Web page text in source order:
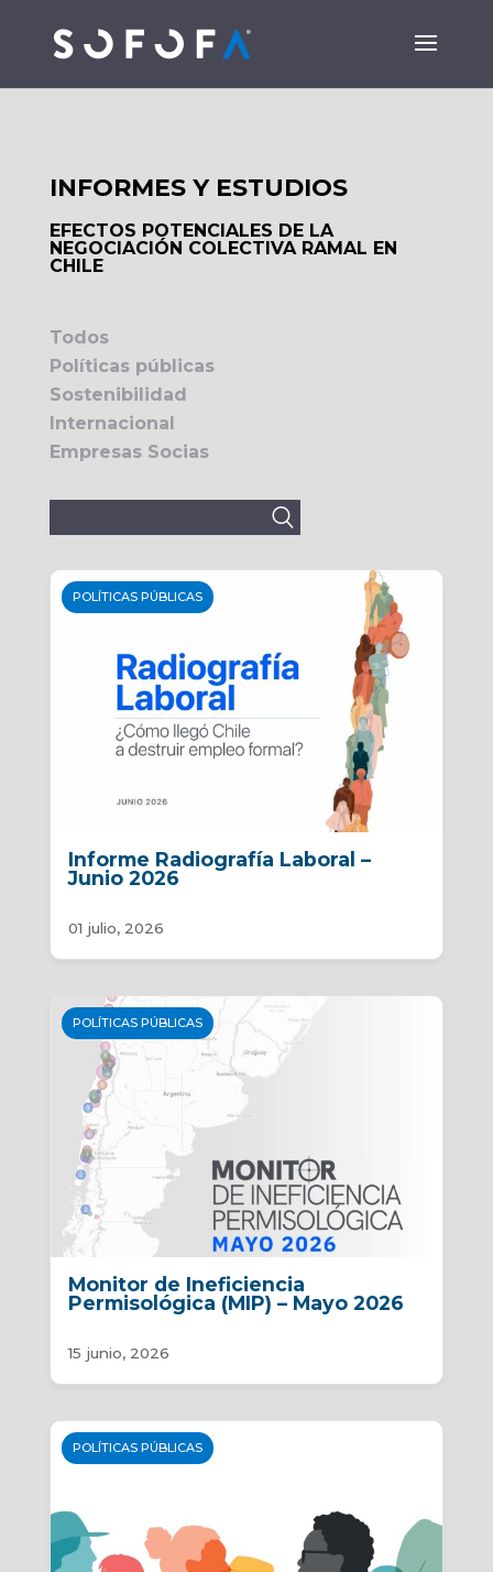
INFORMES Y ESTUDIOS
EFECTOS POTENCIALES DE LA
NEGOCIACIÓN COLECTIVA RAMAL EN
CHILE
Todos
Políticas públicas
Sostenibilidad
Internacional
Empresas Socias
POLÍTICAS PÚBLICAS
Informe Radiografía Laboral –
Junio 2026
01 julio, 2026
POLÍTICAS PÚBLICAS
Monitor de Ineficiencia
Permisológica (MIP) – Mayo 2026
15 junio, 2026
POLÍTICAS PÚBLICAS